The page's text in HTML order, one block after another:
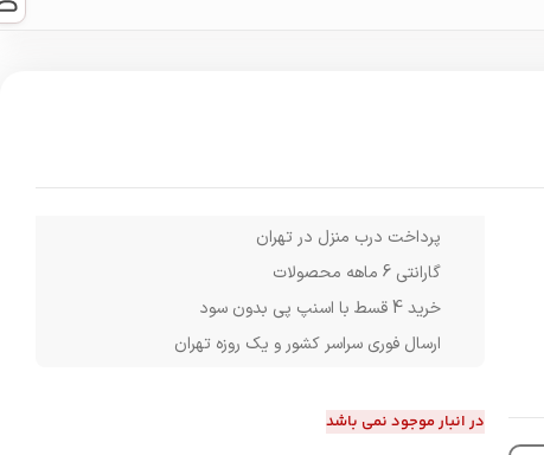
پرداخت درب منزل در تهران
گارانتی 6 ماهه محصولات
خرید 4 قسط با اسنپ پی بدون سود
ارسال فوری سراسر کشور و یک روزه تهران
در انبار موجود نمی باشد